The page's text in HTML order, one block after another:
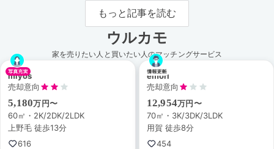
く街。
もっと記事を読む
ウルカモ
家を売りたい人と買いたい人のマッチングサービス
miyos
売却意向
5,180万円〜
60㎡・2K/2DK/2LDK
上野毛 徒歩13分
616
emori
売却意向
12,954万円〜
70㎡・3K/3DK/3LDK
用賀 徒歩8分
454